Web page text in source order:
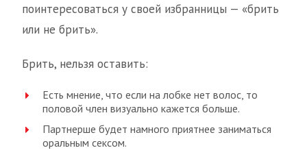
поинтересоваться у своей избранницы — «брить
или не брить».
Брить, нельзя оставить:
Есть мнение, что если на лобке нет волос, то
половой член визуально кажется больше.
Партнерше будет намного приятнее заниматься
оральным сексом.